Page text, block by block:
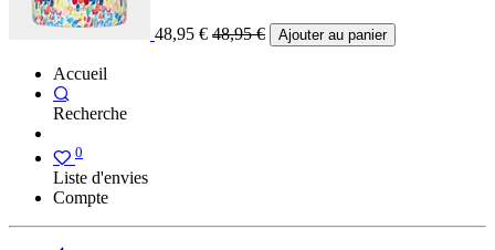
48,95 € 48,95€ Ajouter au panier
Accueil
Recherche
0
Liste d'envies
Compte